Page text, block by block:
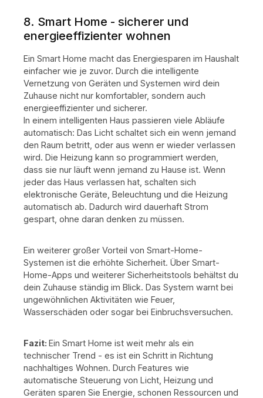
wodurch sich die jährlichen Stromkosten deutlich
reduzieren lassen. Technische Daten Bidirektionale
Leistung: 2400WAC-Eingang: bis 3200WOff-Grid-
50HzKapazität: 2.400WhBatterietyp:
LiFePO₄Nennspannung: 48VLade-/Entladeleistung: bis
2400WLebensdauer: bis zu 6.000
LadezyklenErweiterbar: mit bis zu 5 zusätzlichen
AB3000LMaximale Gesamtkapazität: bis
16,8kWhSchutzart: IP65Betriebstemperatur: −20 °C bis
+55 °CAbmessungen: 326 × 294 × 251 mmGewicht:
27,8 kgKonnektivität: WiFi & Bluetooth
8. Smart Home - sicherer und
energieeffizienter wohnen
Ein Smart Home macht das Energiesparen im Haushalt
einfacher wie je zuvor. Durch die intelligente
Vernetzung von Geräten und Systemen wird dein
Zuhause nicht nur komfortabler, sondern auch
energieeffizienter und sicherer.
In einem intelligenten Haus passieren viele Abläufe
automatisch: Das Licht schaltet sich ein wenn jemand
den Raum betritt, oder aus wenn er wieder verlassen
wird. Die Heizung kann so programmiert werden,
dass sie nur läuft wenn jemand zu Hause ist. Wenn
jeder das Haus verlassen hat, schalten sich
elektronische Geräte, Beleuchtung und die Heizung
automatisch ab. Dadurch wird dauerhaft Strom
gespart, ohne daran denken zu müssen.
Ein weiterer großer Vorteil von Smart-Home-
Systemen ist die erhöhte Sicherheit. Über Smart-
Home-Apps und weiterer Sicherheitstools behältst du
dein Zuhause ständig im Blick. Das System warnt bei
ungewöhnlichen Aktivitäten wie Feuer,
Wasserschäden oder sogar bei Einbruchsversuchen.
Fazit: Ein Smart Home ist weit mehr als ein
technischer Trend - es ist ein Schritt in Richtung
nachhaltiges Wohnen. Durch Features wie
automatische Steuerung von Licht, Heizung und
Geräten sparen Sie Energie, schonen Ressourcen und